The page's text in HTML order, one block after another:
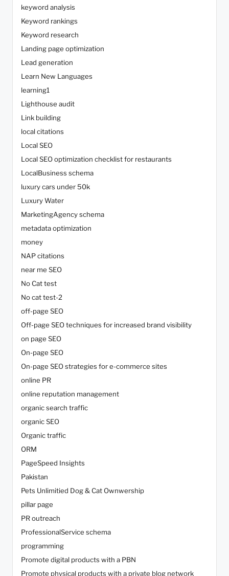
keyword analysis
Keyword rankings
Keyword research
Landing page optimization
Lead generation
Learn New Languages
learning1
Lighthouse audit
Link building
local citations
Local SEO
Local SEO optimization checklist for restaurants
LocalBusiness schema
luxury cars under 50k
Luxury Water
MarketingAgency schema
metadata optimization
money
NAP citations
near me SEO
No Cat test
No cat test-2
off-page SEO
Off-page SEO techniques for increased brand visibility
on page SEO
On-page SEO
On-page SEO strategies for e-commerce sites
online PR
online reputation management
organic search traffic
organic SEO
Organic traffic
ORM
PageSpeed Insights
Pakistan
Pets Unlimitied Dog & Cat Ownwership
pillar page
PR outreach
ProfessionalService schema
programming
Promote digital products with a PBN
Promote physical products with a private blog network